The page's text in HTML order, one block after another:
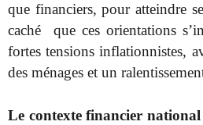
que financiers, pour atteindre
caché que ces orientations
fortes tensions inflationnistes,
des ménages et un
Le contexte financier national